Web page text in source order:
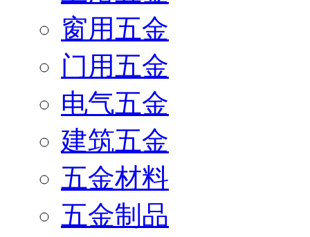
窗用五金
门用五金
电气五金
建筑五金
五金材料
五金制品